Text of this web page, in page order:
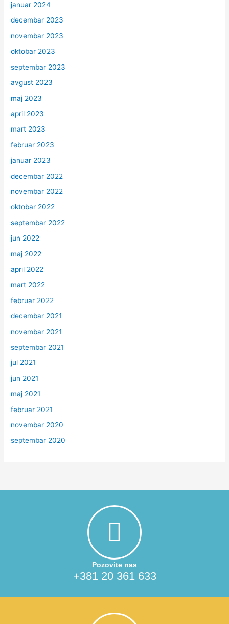
januar 2024
decembar 2023
novembar 2023
oktobar 2023
septembar 2023
avgust 2023
maj 2023
april 2023
mart 2023
februar 2023
januar 2023
decembar 2022
novembar 2022
oktobar 2022
septembar 2022
jun 2022
maj 2022
april 2022
mart 2022
februar 2022
decembar 2021
novembar 2021
septembar 2021
jul 2021
jun 2021
maj 2021
februar 2021
novembar 2020
septembar 2020
Pozovite nas
+381 20 361 633